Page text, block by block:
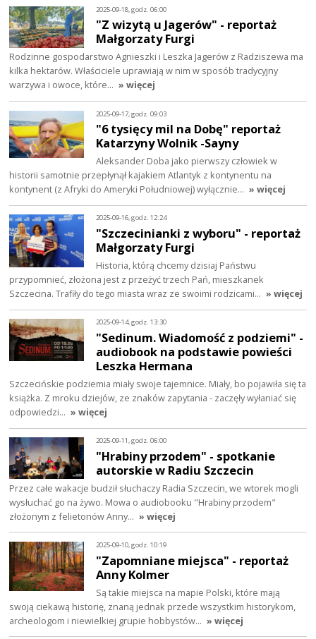
2025-09-18, godz. 06:00
"Z wizytą u Jagerów" - reportaż
Małgorzaty Furgi
Rodzinne gospodarstwo Agnieszki i Leszka Jagerów z Radziszewa ma
kilka hektarów. Właściciele uprawiają w nim w sposób tradycyjny
warzywa i owoce, które… » więcej
2025-09-17, godz. 09:03
"6 tysięcy mil na Dobę" reportaż
Katarzyny Wolnik -Sayny
Aleksander Doba jako pierwszy człowiek w
historii samotnie przepłynął kajakiem Atlantyk z kontynentu na
kontynent (z Afryki do Ameryki Południowej) wyłącznie… » więcej
2025-09-16, godz. 12:24
"Szczecinianki z wyboru" - reportaż
Małgorzaty Furgi
Historia, którą chcemy dzisiaj Państwu
przypomnieć, złożona jest z przeżyć trzech Pań, mieszkanek
Szczecina. Trafiły do tego miasta wraz ze swoimi rodzicami… » więcej
2025-09-14, godz. 13:30
"Sedinum. Wiadomość z podziemi" -
audiobook na podstawie powieści
Leszka Hermana
Szczecińskie podziemia miały swoje tajemnice. Miały, bo pojawiła się ta
książka. Z mroku dziejów, ze znaków zapytania - zaczęły wyłaniać się
odpowiedzi… » więcej
2025-09-11, godz. 06:00
"Hrabiny przodem" - spotkanie
autorskie w Radiu Szczecin
Przez całe wakacje budził słuchaczy Radia Szczecin, we wtorek mogli
wysłuchać go na żywo. Mowa o audiobooku "Hrabiny przodem"
złożonym z felietonów Anny… » więcej
2025-09-10, godz. 10:19
"Zapomniane miejsca" - reportaż
Anny Kolmer
Są takie miejsca na mapie Polski, które mają
swoją ciekawą historię, znaną jednak przede wszystkim historykom,
archeologom i niewielkiej grupie hobbystów… » więcej